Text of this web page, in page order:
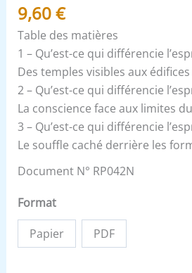
9,60€
Table des matières
1 – Qu’est-ce qui différencie
Des temples visibles aux
2 – Qu’est-ce qui différencie
La conscience face aux limites
3 – Qu’est-ce qui différencie
Le souffle caché derrière les
Document N° RP042N
Format
Papier PDF